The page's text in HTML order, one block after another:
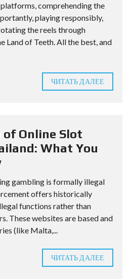
comprehending the
playing responsibly,
the reels through
Land of Teeth. All the best, and
ЧИТАТЬ ДАЛЕЕ
Online Slot
What You
gambling is formally illegal
offers historically
functions rather than
These websites are based and
(like Malta,...
ЧИТАТЬ ДАЛЕЕ